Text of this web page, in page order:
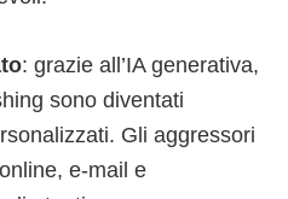
: grazie all’IA generativa,
sono diventati
Gli aggressori
e-mail e